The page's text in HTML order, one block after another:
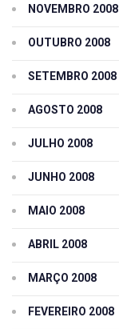
NOVEMBRO 2008
OUTUBRO 2008
SETEMBRO 2008
AGOSTO 2008
JULHO 2008
JUNHO 2008
MAIO 2008
ABRIL 2008
MARÇO 2008
FEVEREIRO 2008